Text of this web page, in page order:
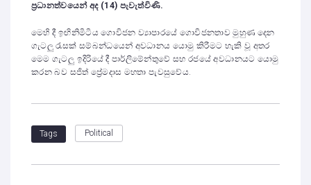
ප්‍රධානත්වයෙන් අද (14) පැවැත්විණි.
මෙහි දී ඉඟිනිමිටිය ගොවිජන ව්‍යාපාරයේ ගොවිජනතාව මුහුණ දෙන
ගැටලු රැසක් සම්බන්ධයෙන් අවධානය යොමු කිරීමට හැකි වූ අතර
මෙම ගැටලු ඉදිරියේ දී පාර්ලිමේන්තුවේ සහ රජයේ අවධානයට යොමු
කරන බව සජිත් ප්‍රේමදාස මහතා පැවසුවේය.
Tags Political